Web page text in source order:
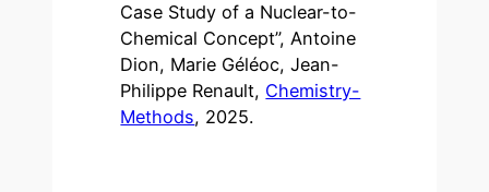
Case Study of a Nuclear-to-
Chemical Concept”, Antoine
Dion, Marie Géléoc, Jean-
Philippe Renault, Chemistry-
Methods, 2025.